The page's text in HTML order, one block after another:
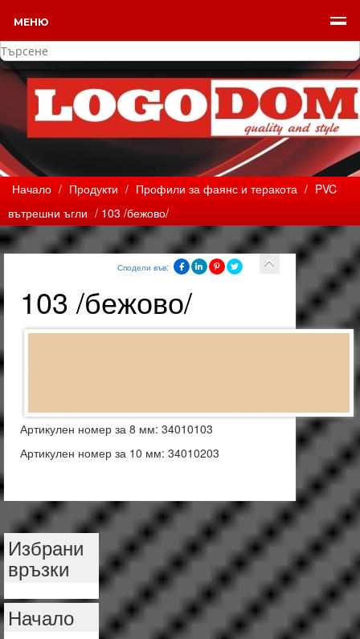
МЕНЮ
Начало / Продукти / Профили за фаянс и теракота / PVC
вътрешни ъгли / 103 /бежово/
Сподели във:
103 /бежово/
Артикулен номер за 8 мм: 34010103
Артикулен номер за 10 мм: 34010203
Избрани
връзки
Начало